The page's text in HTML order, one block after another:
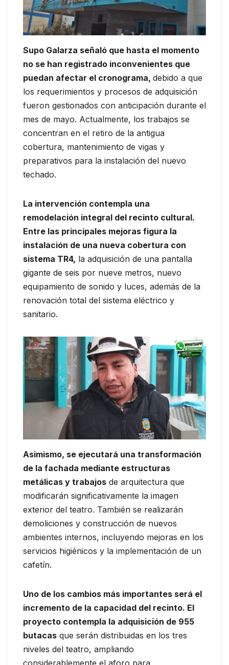
Supo Galarza señaló que hasta el momento
no se han registrado inconvenientes que
puedan afectar el cronograma, debido a que
los requerimientos y procesos de adquisición
fueron gestionados con anticipación durante el
mes de mayo. Actualmente, los trabajos se
concentran en el retiro de la antigua
cobertura, mantenimiento de vigas y
preparativos para la instalación del nuevo
techado.
La intervención contempla una
remodelación integral del recinto cultural.
Entre las principales mejoras figura la
instalación de una nueva cobertura con
sistema TR4, la adquisición de una pantalla
gigante de seis por nueve metros, nuevo
equipamiento de sonido y luces, además de la
renovación total del sistema eléctrico y
sanitario.
Asimismo, se ejecutará una transformación
de la fachada mediante estructuras
metálicas y trabajos de arquitectura que
modificarán significativamente la imagen
exterior del teatro. También se realizarán
demoliciones y construcción de nuevos
ambientes internos, incluyendo mejoras en los
servicios higiénicos y la implementación de un
cafetín.
Uno de los cambios más importantes será el
incremento de la capacidad del recinto. El
proyecto contempla la adquisición de 955
butacas que serán distribuidas en los tres
niveles del teatro, ampliando